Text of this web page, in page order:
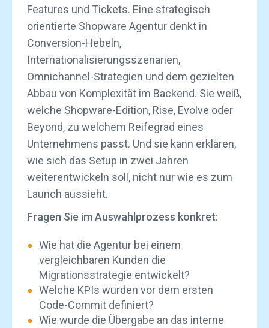
Features und Tickets. Eine strategisch
orientierte Shopware Agentur denkt in
Conversion-Hebeln,
Internationalisierungsszenarien,
Omnichannel-Strategien und dem gezielten
Abbau von Komplexität im Backend. Sie weiß,
welche Shopware-Edition, Rise, Evolve oder
Beyond, zu welchem Reifegrad eines
Unternehmens passt. Und sie kann erklären,
wie sich das Setup in zwei Jahren
weiterentwickeln soll, nicht nur wie es zum
Launch aussieht.
Fragen Sie im Auswahlprozess konkret:
Wie hat die Agentur bei einem
vergleichbaren Kunden die
Migrationsstrategie entwickelt?
Welche KPIs wurden vor dem ersten
Code-Commit definiert?
Wie wurde die Übergabe an das interne